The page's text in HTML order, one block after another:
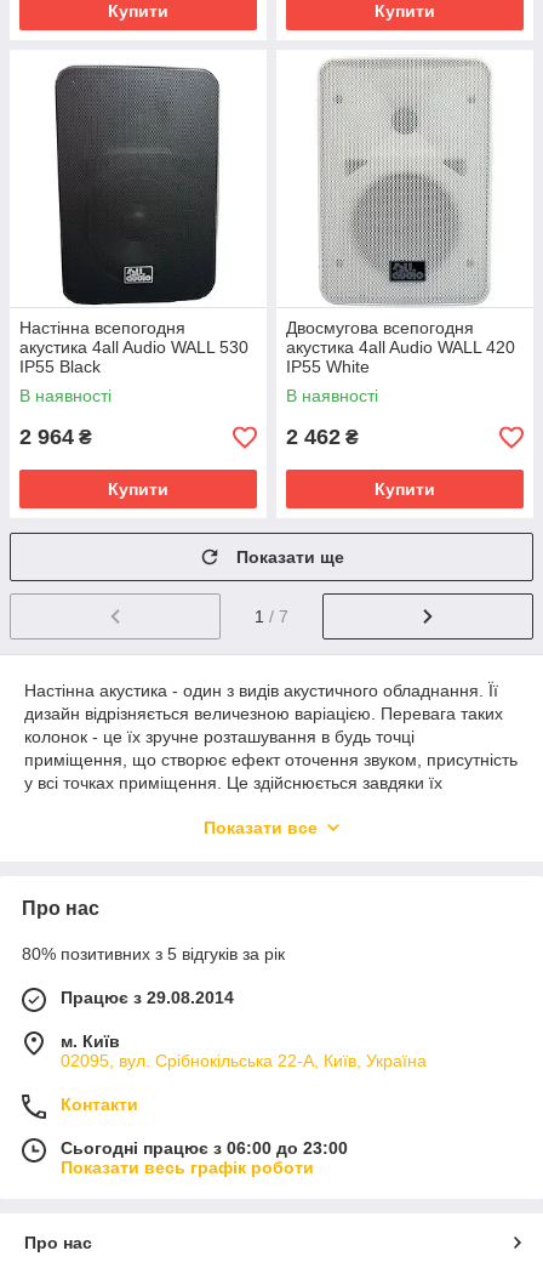
Купити Купити
Настінна всепогодня
акустика 4all Audio WALL 530
IP55 Black
В наявності
2 964 ₴
Купити
Двосмугова всепогодня
акустика 4all Audio WALL 420
IP55 White
В наявності
2 462 ₴
Купити
Показати ще
1 / 7
Настінна акустика - один з видів акустичного обладнання
Її
дизайн відрізняється величезною варіацією Перевага таких
колонок - це їх зручне розташування в будь точці
приміщення
що створює ефект оточення звуком
присутність
у всі точках приміщення Це здійснюється завдяки їх
для Вашого домашнього
Інсталяційна компанія "
Контакти: Україна, Київ, 02095, вул. Срібнокільська, 22-А,
65,
http://hificinema.com.ua/contacts
info@hificinema.com.ua
kovalyov0678032184
государственных праздников),
Показати все
Про нас
80% позитивних з 5 відгуків за рік
Працює з 29.08.2014
м. Київ
02095, вул. Срібнокільська 22-А, Київ, Україна
Контакти
Сьогодні працює з 06:00 до 23:00
Показати весь графік роботи
Про нас